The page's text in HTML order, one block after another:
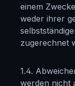
einem
weder ihrer
zugerechnet
1.4.
werden nicht